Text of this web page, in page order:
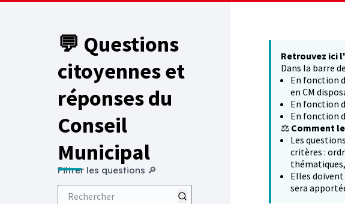
💬 Questions
citoyennes et
réponses du
Conseil
Municipal
Filtrer les questions 🔎
Retrouvez ici
Dans la barre
En fonction
en CM
En fonction
En fonction
⚖️ Comment
Les
critères :
Elles
sera